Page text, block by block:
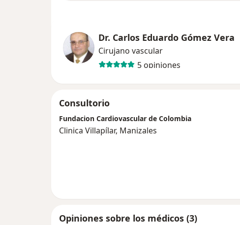
Dr. Carlos Eduardo Gómez Vera
Cirujano vascular
5 opiniones
Consultorio
Fundacion Cardiovascular de Colombia
Clinica Villapílar, Manizales
Opiniones sobre los médicos (3)